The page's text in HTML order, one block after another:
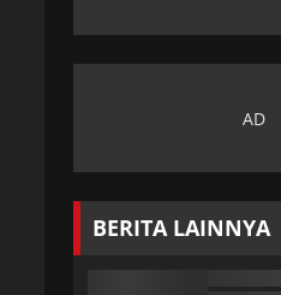
BERITA LAINNYA